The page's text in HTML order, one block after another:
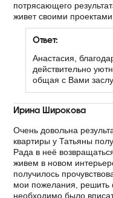
потрясающего
живет своими
Ответ:
Анастасия,
действительно
общая с Вами
Ирина Широкова
Очень довольна
квартиры у Татьяны
Рада в неё
живем в новом
получилось
мои пожелания, решить
необходимо было